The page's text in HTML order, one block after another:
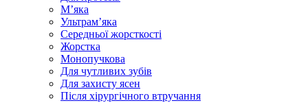
Мʼяка
Ультрамʼяка
Середньої жорсткості
Жорстка
Монопучкова
Для чутливих зубів
Для захисту ясен
Після хірургічного втручання